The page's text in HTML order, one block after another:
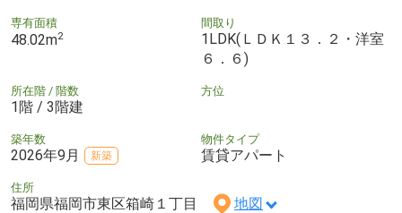
専有面積
48.02m2
間取り
1LDK(ＬＤＫ１３．２・洋室
６．６)
所在階 / 階数
1階 / 3階建
方位
築年数
2026年9月 新築
物件タイプ
賃貸アパート
住所
福岡県福岡市東区箱崎１丁目 地図